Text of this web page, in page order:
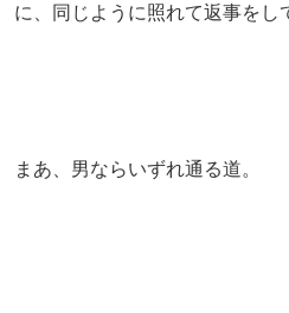
に、同じように照れて返事をし
まあ、男ならいずれ通る道。